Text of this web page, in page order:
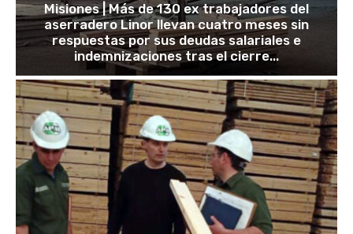
Misiones | Más de 130 ex trabajadores del
aserradero Linor llevan cuatro meses sin
respuestas por sus deudas salariales e
indemnizaciones tras el cierre...